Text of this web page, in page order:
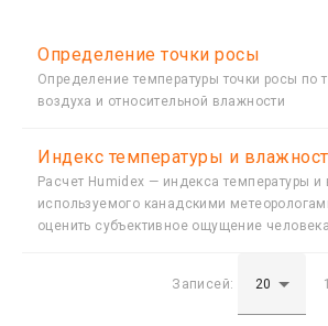
Определение точки росы
Определение температуры точки росы по
воздуха и относительной влажности
Индекс температуры и
Расчет Humidex — индекса температуры и
используемого канадскими
оценить субъективное ощущение
Записей: